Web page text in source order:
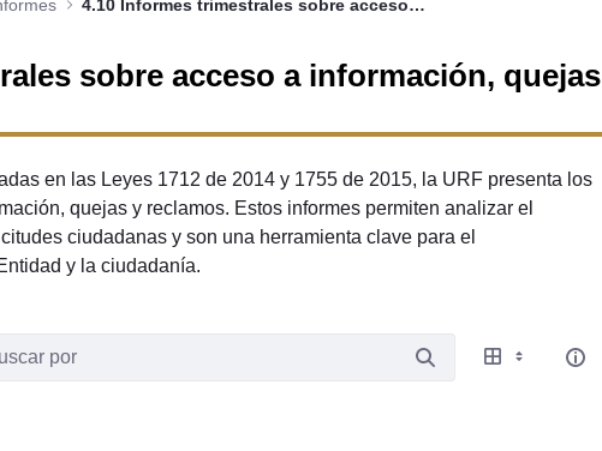
4.10 Informes trimestrales sobre acceso a información, quejas y reclamos
sobre acceso a información, quejas
en las Leyes 1712 de 2014 y 1755 de 2015, la URF presenta los
quejas y reclamos. Estos informes permiten analizar el
ciudadanas y son una herramienta clave para el
y la ciudadanía.